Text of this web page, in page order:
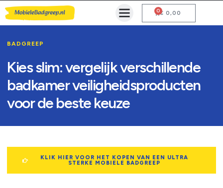
€ 0,00
0
BADGREEP
Kies slim: vergelijk verschillende
badkamer veiligheidsproducten
voor de beste keuze
KLIK HIER VOOR HET KOPEN VAN EEN ULTRA
STERKE MOBIELE BADGREEP